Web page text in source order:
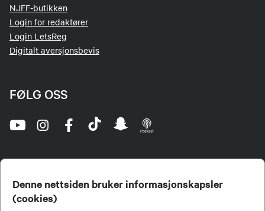
Denne nettsiden bruker informasjonskapsler
(cookies)
NJFF-butikken
Login for redaktører
Login LetsReg
Digitalt aversjonsbevis
FØLG OSS